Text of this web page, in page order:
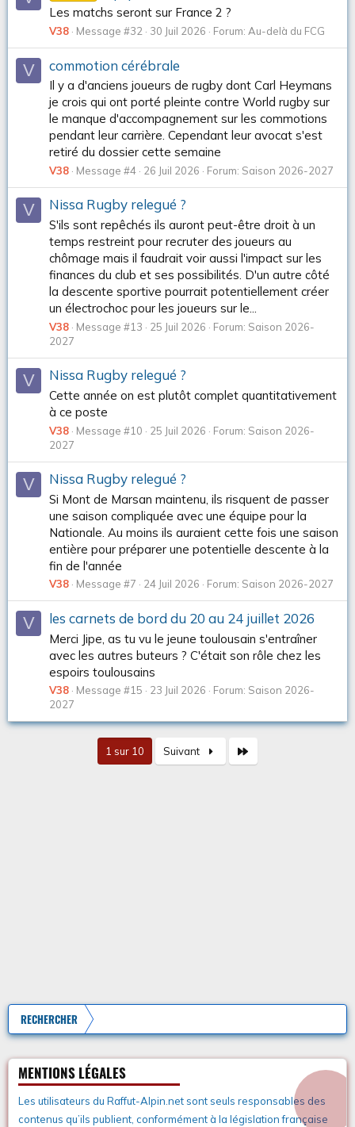
Les matchs seront sur France 2 ?
V38 Message #32 30 Juil 2026 Forum: Au-delà du FCG
V commotion cérébrale
Il y a d'anciens joueurs de rugby dont Carl Heymans
je crois qui ont porté pleinte contre World rugby sur
le manque d'accompagnement sur les commotions
pendant leur carrière. Cependant leur avocat s'est
retiré du dossier cette semaine
V38 Message #4 26 Juil 2026 Forum: Saison 2026-2027
V Nissa Rugby relegué ?
S'ils sont repêchés ils auront peut-être droit à un
temps restreint pour recruter des joueurs au
chômage mais il faudrait voir aussi l'impact sur les
finances du club et ses possibilités. D'un autre côté
la descente sportive pourrait potentiellement créer
un électrochoc pour les joueurs sur le...
V38 Message #13 25 Juil 2026 Forum: Saison 2026-
2027
V Nissa Rugby relegué ?
Cette année on est plutôt complet quantitativement
à ce poste
V38 Message #10 25 Juil 2026 Forum: Saison 2026-
2027
V Nissa Rugby relegué ?
Si Mont de Marsan maintenu, ils risquent de passer
une saison compliquée avec une équipe pour la
Nationale. Au moins ils auraient cette fois une saison
entière pour préparer une potentielle descente à la
fin de l'année
V38 Message #7 24 Juil 2026 Forum: Saison 2026-2027
V les carnets de bord du 20 au 24 juillet 2026
Merci Jipe, as tu vu le jeune toulousain s'entraîner
avec les autres buteurs ? C'était son rôle chez les
espoirs toulousains
V38 Message #15 23 Juil 2026 Forum: Saison 2026-
2027
1 sur 10 Suivant
RECHERCHER
MENTIONS LÉGALES
Les utilisateurs du Raffut-Alpin.net sont seuls responsables des
contenus qu’ils publient, conformément à la législation française